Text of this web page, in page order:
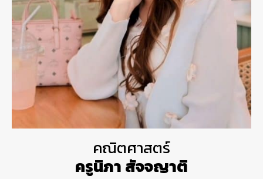
คณิตศาสตร์
ครูนิภา สัจจญาติ